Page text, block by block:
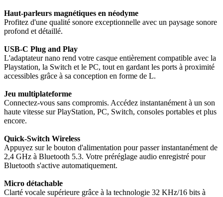
Haut-parleurs magnétiques en néodyme
Profitez d'une qualité sonore exceptionnelle avec un paysage sonore
profond et détaillé.
USB-C Plug and Play
L'adaptateur nano rend votre casque entièrement compatible avec la
Playstation, la Switch et le PC, tout en gardant les ports à proximité
accessibles grâce à sa conception en forme de L.
Jeu multiplateforme
Connectez-vous sans compromis. Accédez instantanément à un son
haute vitesse sur PlayStation, PC, Switch, consoles portables et plus
encore.
Quick-Switch Wireless
Appuyez sur le bouton d'alimentation pour passer instantanément de
2,4 GHz à Bluetooth 5.3. Votre préréglage audio enregistré pour
Bluetooth s'active automatiquement.
Micro détachable
Clarté vocale supérieure grâce à la technologie 32 KHz/16 bits à